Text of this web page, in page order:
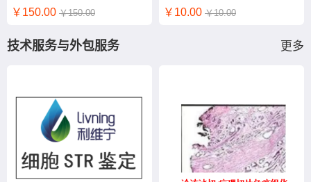
￥150.00 ￥150.00 ￥10.00 ￥10.00
技术服务与外包服务 更多